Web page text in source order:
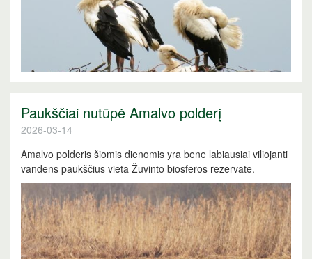
Paukščiai nutūpė Amalvo polderį
2026-03-14
Amalvo polderis šiomis dienomis yra bene labiausiai viliojanti
vandens paukščius vieta Žuvinto biosferos rezervate.